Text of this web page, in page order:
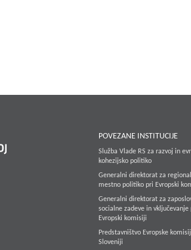
POVEZANE INSTITUCIJE
Služba Vlade RS za razvoj in
kohezijsko politiko
Generalni direktorat za
mestno politiko pri Evropski
Generalni direktorat za
socialne zadeve in vključevanje
Evropski komisiji
Predstavništvo Evropske
Sloveniji